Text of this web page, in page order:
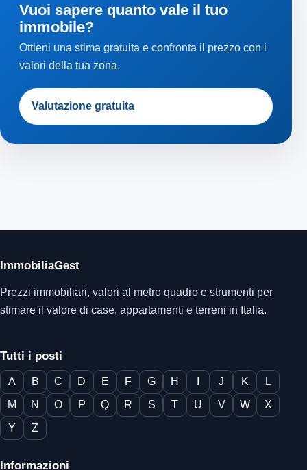
Vuoi sapere quanto vale il tuo
immobile?
Ottieni una stima gratuita e confronta il prezzo con i
valori della tua zona.
Valutazione gratuita
ImmobiliaGest
Prezzi immobiliari, valori al metro quadro e strumenti per
stimare il valore di case, appartamenti e terreni in Italia.
Tutti i posti
A B C D E F G H J K
L
M
N O P Q R S T U V W
X
Y
Z
Informazioni